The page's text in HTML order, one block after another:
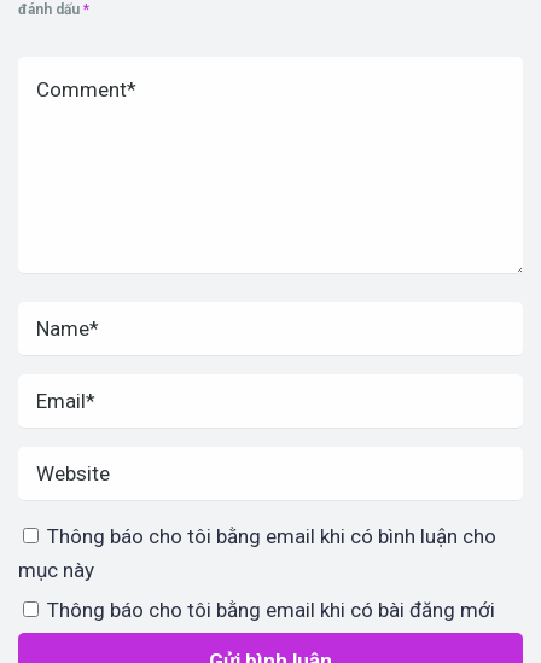
đánh dấu *
Thông báo cho tôi bằng email khi có bình luận cho
mục này
Thông báo cho tôi bằng email khi có bài đăng mới